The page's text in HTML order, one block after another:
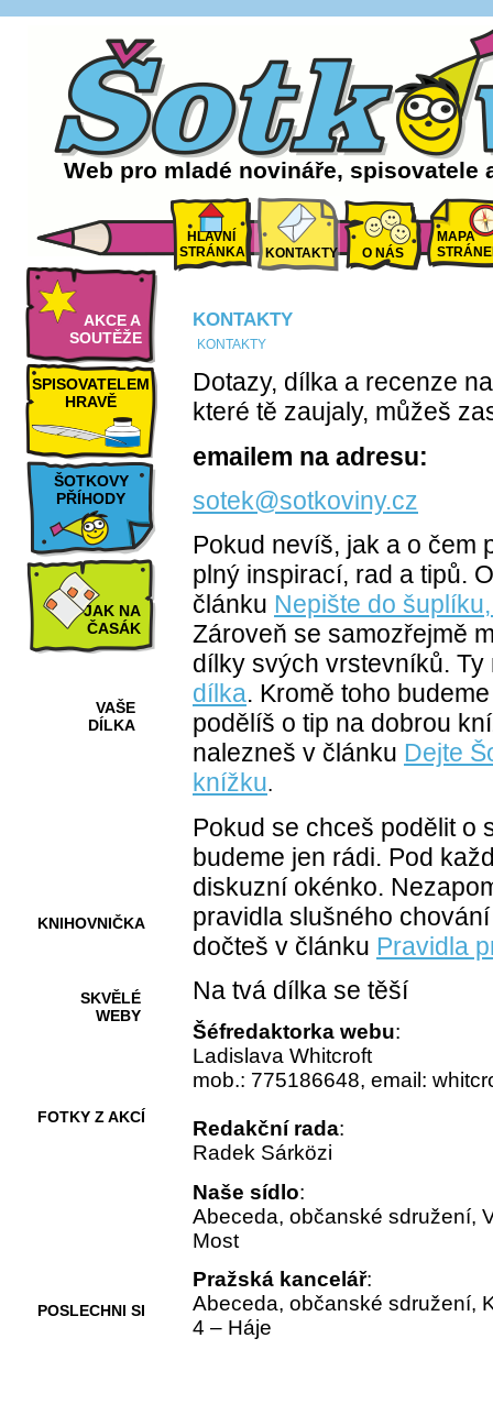
Web pro mladé novináře, spisovatele
HLAVNÍ
STRÁNKA
KONTAKTY O NÁS
MAPA
AKCE A
SOUTĚŽE
SPISOVATELEM
HRAVĚ
ŠOTKOVY
PŘÍHODY
JAK NA
ČASÁK
VAŠE
DÍLKA
KNIHOVNIČKA
SKVĚLÉ
WEBY
FOTKY Z AKCÍ
POSLECHNI SI
KONTAKTY
KONTAKTY
Dotazy, dílka a recenze
které tě zaujaly, můžeš
emailem na adresu:
sotek@sotkoviny.cz
Pokud nevíš, jak a o čem
plný inspirací, rad a tipů.
článku Nepište do
Zároveň se samozřejmě
dílky svých vrstevníků.
dílka. Kromě toho
podělíš o tip na dobrou
nalezneš v článku Dejte
knížku.
Pokud se chceš podělit o
budeme jen rádi. Pod
diskuzní okénko.
pravidla slušného
dočteš v článku Pravidla
Na tvá dílka se těší
Šéfredaktorka webu:
Ladislava Whitcroft
mob.: 775186648, email:
Redakční rada:
Radek Sárközi
Naše sídlo:
Abeceda, občanské sdružení,
Most
Pražská kancelář:
Abeceda, občanské sdružení,
4 – Háje